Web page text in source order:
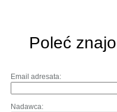
Poleć
Email adresata:
Nadawca: